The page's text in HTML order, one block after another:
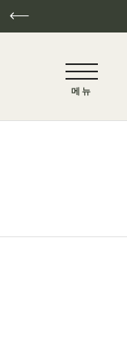
NaN / 6
메뉴